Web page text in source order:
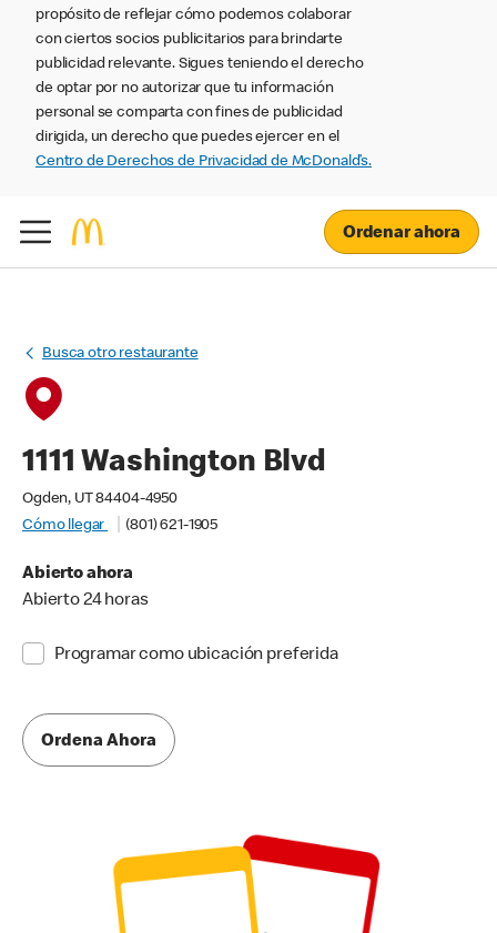
propósito de reflejar cómo podemos colaborar
con ciertos socios publicitarios para brindarte
publicidad relevante. Sigues teniendo el derecho
de optar por no autorizar que tu información
personal se comparta con fines de publicidad
dirigida, un derecho que puedes ejercer en el
Centro de Derechos de Privacidad de McDonald’s.
Ordenar ahora
Busca otro restaurante
1111 Washington Blvd
Ogden, UT 84404-4950
Cómo llegar
(801) 621-1905
Abierto ahora
Abierto 24 horas
Programar como ubicación preferida
Ordena Ahora